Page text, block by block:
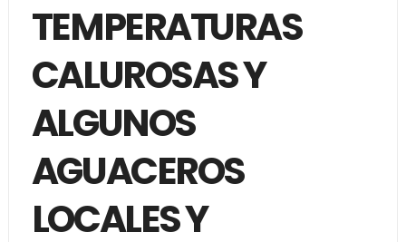
TEMPERATURAS
CALUROSAS Y
ALGUNOS
AGUACEROS
LOCALES Y